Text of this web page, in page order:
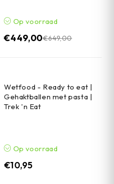
Op voorraad
€649,00
€449,00
Wetfood - Ready to eat |
Gehaktballen met pasta |
Trek 'n Eat
Op voorraad
€10,95